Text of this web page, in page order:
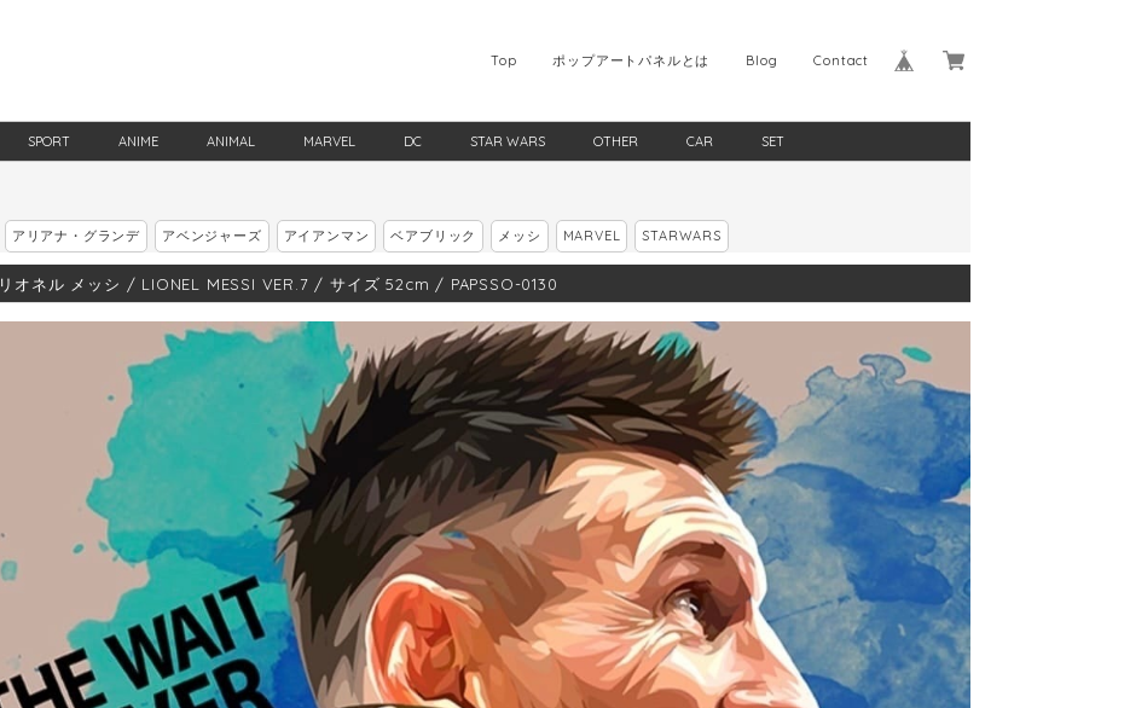
Contact
Blog
ポップアートパネルとは
Top
SPORT ANIME ANIMAL MARVEL DC STAR WARS OTHER CAR SET
アリアナ・グランデ アベンジャーズ アイアンマン ベアブリック メッシ MARVEL STARWARS
リオネル メッシ / LIONEL MESSI VER.7 / サイズ 52cm / PAPSSO-0130